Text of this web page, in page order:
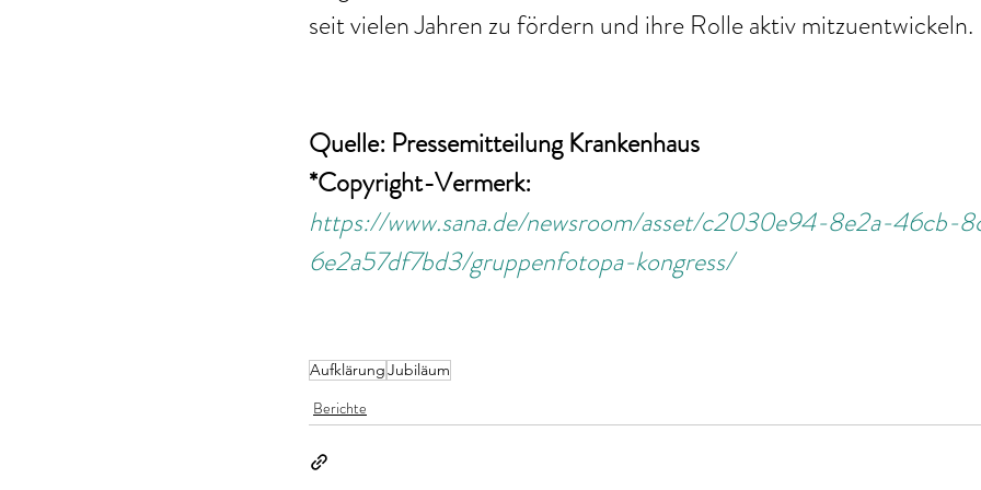
seit vielen Jahren zu fördern und ihre Rolle aktiv mitzuentwickeln.
Quelle: Pressemitteilung Krankenhaus
*Copyright-Vermerk:
https://www.sana.de/newsroom/asset/c2030e94-8e2a-46cb-
6e2a57df7bd3/gruppenfotopa-kongress/
AufklärungJubiläum
Berichte